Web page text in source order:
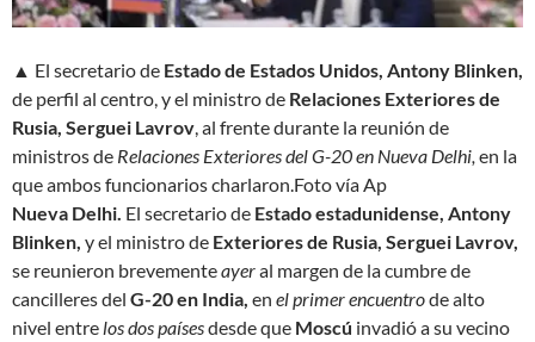
▲ El secretario de Estado de Estados Unidos, Antony Blinken,
de perfil al centro, y el ministro de Relaciones Exteriores de
Rusia, Serguei Lavrov , al frente durante la reunión de
ministros de Relaciones Exteriores del G-20 en Nueva Delhi, en la
que ambos funcionarios charlaron. Foto vía Ap
Nueva Delhi. El secretario de Estado estadunidense, Antony
Blinken, y el ministro de Exteriores de Rusia, Serguei Lavrov,
se reunieron brevementeayeral margen de la cumbre de
cancilleres del G-20 en India, en el primer encuentrode alto
nivel entre los dos paísesdesde que Moscú invadió a su vecino